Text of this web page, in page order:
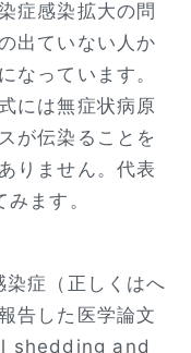
症感染拡大の問
出ていない人か
なっています。
には無症状病原
が伝染ることを
りません。代表
ます。
染症（正しくはへ
告した医学論文
shedding and